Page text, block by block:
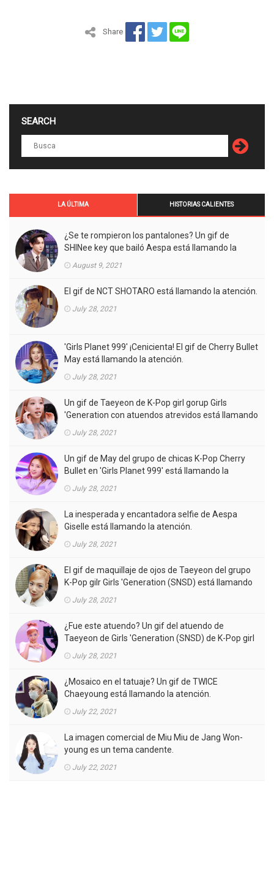
Share
SEARCH
LA ÚLTIMA HISTORIAS CALIENTES
¿Se te rompieron los pantalones? Un gif de
SHINee key que bailó Aespa está llamando la
August 9, 2021
El gif de NCT SHOTARO está llamando la atención.
July 28, 2021
'Girls Planet 999' ¡Cenicienta! El gif de Cherry Bullet
May está llamando la atención.
July 28, 2021
Un gif de Taeyeon de K-Pop girl gorup Girls
'Generation con atuendos atrevidos está llamando
July 28, 2021
Un gif de May del grupo de chicas K-Pop Cherry
Bullet en 'Girls Planet 999' está llamando la
July 28, 2021
La inesperada y encantadora selfie de Aespa
Giselle está llamando la atención.
July 28, 2021
El gif de maquillaje de ojos de Taeyeon del grupo
K-Pop gilr Girls 'Generation (SNSD) está llamando
July 28, 2021
¿Fue este atuendo? Un gif del atuendo de
Taeyeon de Girls 'Generation (SNSD) de K-Pop girl
July 28, 2021
¿Mosaico en el tatuaje? Un gif de TWICE
Chaeyoung está llamando la atención.
July 22, 2021
La imagen comercial de Miu Miu de Jang Won-
young es un tema candente.
July 22, 2021